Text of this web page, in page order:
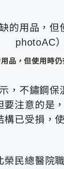
品，但使用時
，不鏽鋼
注意的是
已受損，
民總醫院